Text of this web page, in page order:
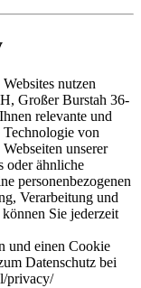
nutzen
Großer Burstah 36-
relevante und
Technologie von
unserer
oder ähnliche
personenbezogenen
Verarbeitung und
Sie jederzeit
und einen Cookie
Datenschutz bei
privacy/